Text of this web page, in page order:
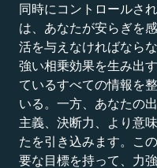
同時にコントロールさ
は、あなたが安らぎを
活を与えなければなら
強い相乗効果を生み出
ているすべての情報を
いる。一方、あなたの
主義、決断力、より意
たを引き込みます。こ
要な目標を持って、力